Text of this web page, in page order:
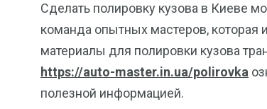
Сделать полировку кузова в Киеве
команда опытных мастеров, которая
материалы для полировки кузова
https://auto-master.in.ua/polirovka
полезной информацией.